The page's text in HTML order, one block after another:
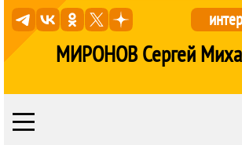
МИРОНОВ Сергей